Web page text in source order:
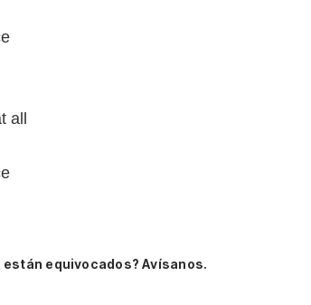
all
están equivocados? Avísanos.